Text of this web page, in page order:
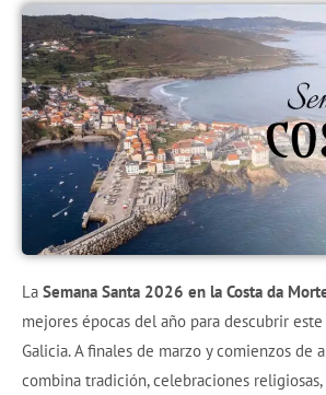
La Semana Santa 2026 en la Costa da
mejores épocas del año para descubrir
Galicia. A finales de marzo y comienzos de
combina tradición, celebraciones